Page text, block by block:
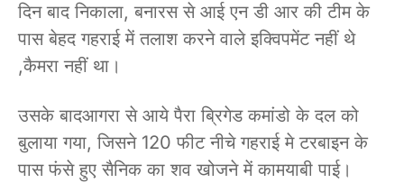
दिन बाद निकाला, बनारस से आई एन डी आर की टीम के
पास बेहद गहराई में तलाश करने वाले इक्विपमेंट नहीं थे
,कैमरा नहीं था।
उसके बादआगरा से आये पैरा ब्रिगेड कमांडो के दल को
बुलाया गया, जिसने 120 फीट नीचे गहराई मे टरबाइन के
पास फंसे हुए सैनिक का शव खोजने में कामयाबी पाई।